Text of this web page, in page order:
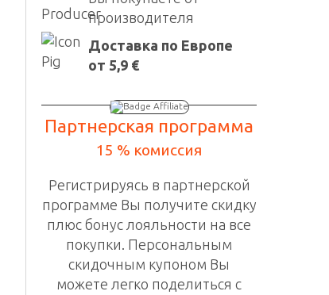
производителя
Доставка по Европе
от 5,9 €
Партнерская программа
15 % комиссия
Регистрируясь в партнерской
программе Вы получите скидку
плюс бонус лояльности на все
покупки. Персональным
скидочным купоном Вы
можете легко поделиться с